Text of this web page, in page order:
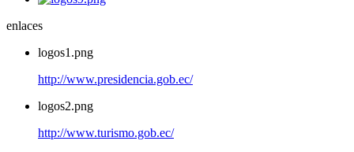
enlaces
logos1.png
http://www.presidencia.gob.ec/
logos2.png
http://www.turismo.gob.ec/